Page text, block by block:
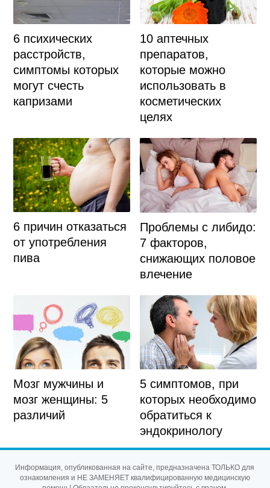
6 психических
расстройств,
симптомы которых
могут счесть
капризами
10 аптечных
препаратов,
которые можно
использовать в
косметических
целях
6 причин отказаться
от употребления
пива
Проблемы с либидо:
7 факторов,
снижающих половое
влечение
Мозг мужчины и
мозг женщины: 5
различий
5 симптомов, при
которых необходимо
обратиться к
эндокринологу
Информация, опубликованная на сайте, предназначена ТОЛЬКО для
ознакомления и НЕ ЗАМЕНЯЕТ квалифицированную медицинскую